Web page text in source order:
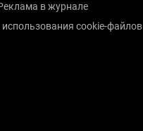
в журнале
cookie-файлов